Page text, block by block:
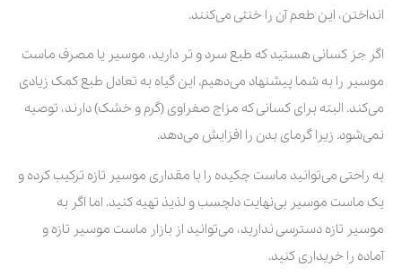
انداختن، این طعم آن را خنثی می‌کنند.
اگر جز کسانی هستید که طبع سرد و تر دارید، موسیر یا مصرف ماست
موسیر را به شما پیشنهاد می‌دهیم. این گیاه به تعادل طبع کمک زیادی
می‌کند. البته برای کسانی که مزاج صفراوی (گرم و خشک) دارند، توصیه
نمی‌شود. زیرا گرمای بدن را افزایش می‌دهد.
به راحتی می‌توانید ماست چکیده را با مقداری موسیر تازه ترکیب کرده و
یک ماست موسیر بی‌نهایت دلچسب و لذیذ تهیه کنید. اما اگر به
موسیر تازه دسترسی ندارید، می‌توانید از بازار ماست موسیر تازه و
آماده را خریداری کنید.